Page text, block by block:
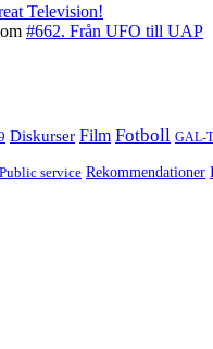
Television!
om #662. Från UFO till UAP
Diskurser Film Fotboll GAL-
Public service Rekommendationer